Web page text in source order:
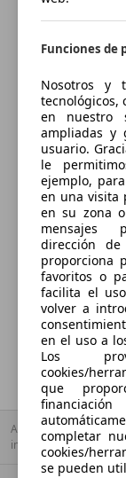
Consumo
Consumo
23.7 kWh/
Clase de
Capacidad del
AutoScout24 S.A.U no
información.
Funciones de
Nosotros y
tecnológicos,
en nuestro
ampliadas y
usuario.
le
ejemplo,
en una visita
en su zona
mensajes
dirección
proporciona
favoritos o
facilita el
volver a
en el uso a
Los
cookies/
que
completar
cookies/
se pueden